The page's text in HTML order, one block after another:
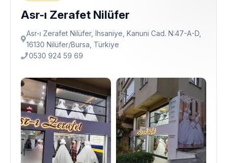
Asr-ı Zerafet Nilüfer
Asr-ı Zerafet Nilüfer, İhsaniye, Kanuni Cad. N:47-A-D,
16130 Ni̇lüfer/Bursa, Türkiye
0530 924 59 69